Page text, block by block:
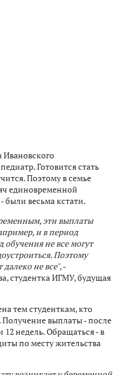
Ивановского
Готовится стать
Поэтому в семье
единовременной
были весьма кстати.
эти выплаты
и в период
не все могут
Поэтому
не все", -
студентка ИГМУ, будущая
тем студенткам, кто
Получение выплаты - после
недель. Обращаться - в
по месту жительства